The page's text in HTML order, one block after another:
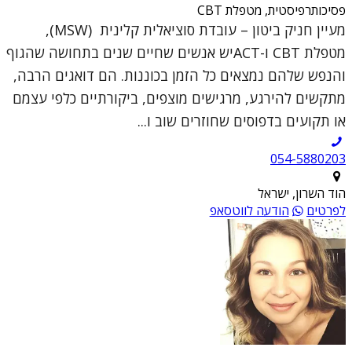
פסיכותרפיסטית, מטפלת CBT
מעיין חניק ביטון – עובדת סוציאלית קלינית (MSW),
מטפלת CBT ו-ACTיש אנשים שחיים שנים בתחושה שהגוף
והנפש שלהם נמצאים כל הזמן בכוננות. הם דואגים הרבה,
מתקשים להירגע, מרגישים מוצפים, ביקורתיים כלפי עצמם
או תקועים בדפוסים שחוזרים שוב ו...
054-5880203
הוד השרון, ישראל
לפרטים
הודעה לווטסאפ